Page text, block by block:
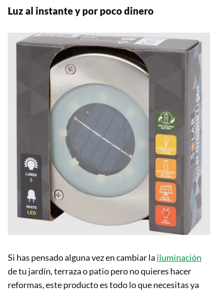
Luz al instante y por poco dinero
Si has pensado alguna vez en cambiar la iluminación
de tu jardín, terraza o patio pero no quieres hacer
reformas, este producto es todo lo que necesitas ya